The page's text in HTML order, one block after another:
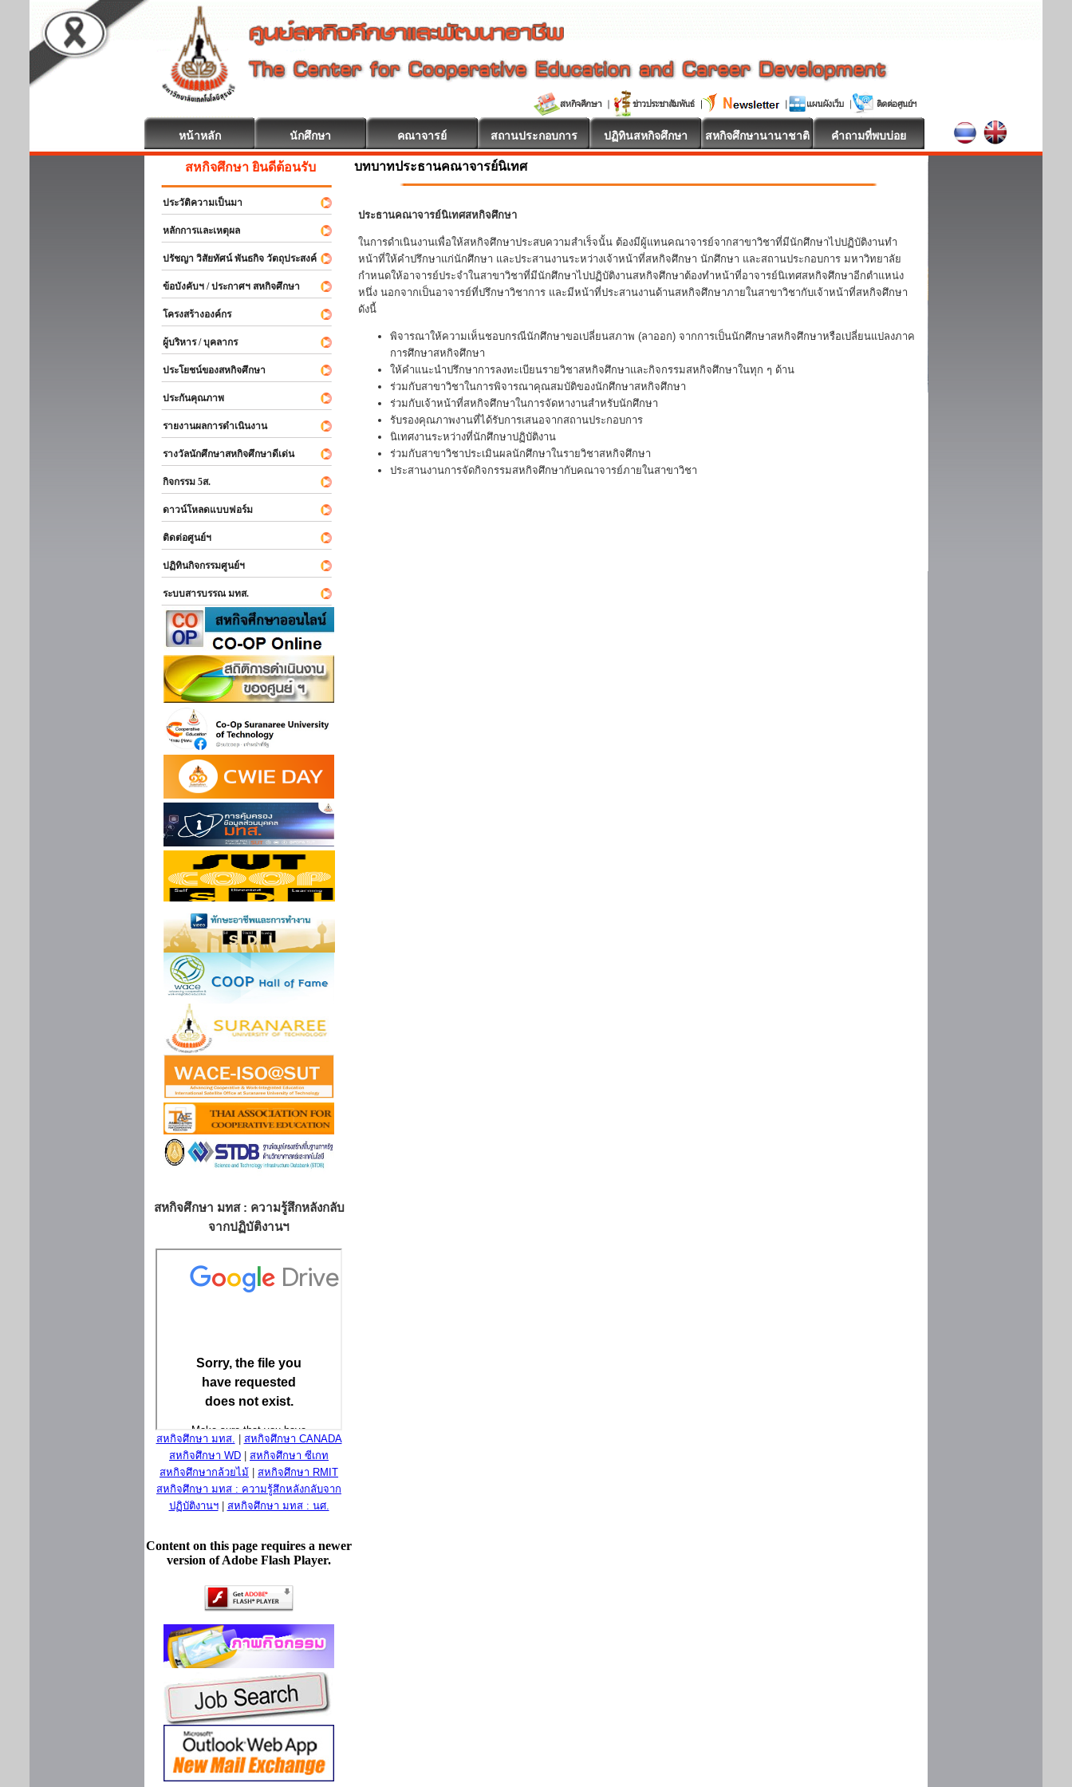
หน้าหลัก นักศึกษา คณาจารย์ สถานประกอบการ ปฏิทินสหกิจศึกษา สหกิจศึกษานานาชาติ คำถามที่พบบ่อย
สหกิจศึกษา ยินดีต้อนรับ
ประวัติความเป็นมา
หลักการและเหตุผล
ปรัชญา วิสัยทัศน์ พันธกิจ วัตถุประสงค์
ข้อบังคับฯ / ประกาศฯ สหกิจศึกษา
โครงสร้างองค์กร
ผู้บริหาร / บุคลากร
ประโยชน์ของสหกิจศึกษา
ประกันคุณภาพ
รายงานผลการดำเนินงาน
รางวัลนักศึกษาสหกิจศึกษาดีเด่น
กิจกรรม 5ส.
ดาวน์โหลดแบบฟอร์ม
ติดต่อศูนย์ฯ
ปฏิทินกิจกรรมศูนย์ฯ
ระบบสารบรรณ มทส.
สหกิจศึกษา มทส : ความรู้สึกหลังกลับ
จากปฏิบัติงานฯ
สหกิจศึกษา มทส.
สหกิจศึกษา CANADA
สหกิจศึกษา WD
สหกิจศึกษา ซีเกท
สหกิจศึกษากล้วยไม้
สหกิจศึกษา RMIT
สหกิจศึกษา มทส : ความรู้สึกหลังกลับจาก
ปฏิบัติงานฯ| สหกิจศึกษา มทส : นศ.
Content on this page requires a newer
version of Adobe Flash Player.
บทบาทประธานคณาจารย์นิเทศ
ประธานคณาจารย์นิเทศสหกิจศึกษา
ในการดำเนินงานเพื่อให้สหกิจศึกษาประสบความสำเร็จนั้น ต้องมีผู้แทนคณาจารย์จากสาขาวิชาที่มีนักศึกษาไปปฏิบัติงานทำ
หน้าที่ให้คำปรึกษาแก่นักศึกษา และประสานงานระหว่างเจ้าหน้าที่สหกิจศึกษา นักศึกษา และสถานประกอบการ มหาวิทยาลัย
กำหนดให้อาจารย์ประจำในสาขาวิชาที่มีนักศึกษาไปปฏิบัติงานสหกิจศึกษาต้องทำหน้าที่อาจารย์นิเทศสหกิจศึกษาอีกตำแหน่ง
หนึ่ง นอกจากเป็นอาจารย์ที่ปรึกษาวิชาการ และมีหน้าที่ประสานงานด้านสหกิจศึกษาภายในสาขาวิชากับเจ้าหน้าที่สหกิจศึกษา
ดังนี้
พิจารณาให้ความเห็นชอบกรณีนักศึกษาขอเปลี่ยนสภาพ (ลาออก) จากการเป็นนักศึกษาสหกิจศึกษาหรือเปลี่ยนแปลงภาค
การศึกษาสหกิจศึกษา
ให้คำแนะนำปรึกษาการลงทะเบียนรายวิชาสหกิจศึกษาและกิจกรรมสหกิจศึกษาในทุก ๆ ด้าน
ร่วมกับสาขาวิชาในการพิจารณาคุณสมบัติของนักศึกษาสหกิจศึกษา
ร่วมกับเจ้าหน้าที่สหกิจศึกษาในการจัดหางานสำหรับนักศึกษา
รับรองคุณภาพงานที่ได้รับการเสนอจากสถานประกอบการ
นิเทศงานระหว่างที่นักศึกษาปฏิบัติงาน
ร่วมกับสาขาวิชาประเมินผลนักศึกษาในรายวิชาสหกิจศึกษา
ประสานงานการจัดกิจกรรมสหกิจศึกษากับคณาจารย์ภายในสาขาวิชา